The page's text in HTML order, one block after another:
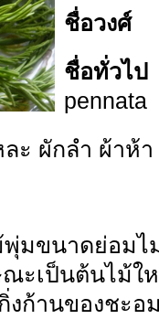
ชื่อวงศ์
ชื่อทั่
pennata
ะ ผักลำ ผ้าห้
มขนาดย่อมไ
ะเป็นต้นไม้ใ
งก้านของชะ